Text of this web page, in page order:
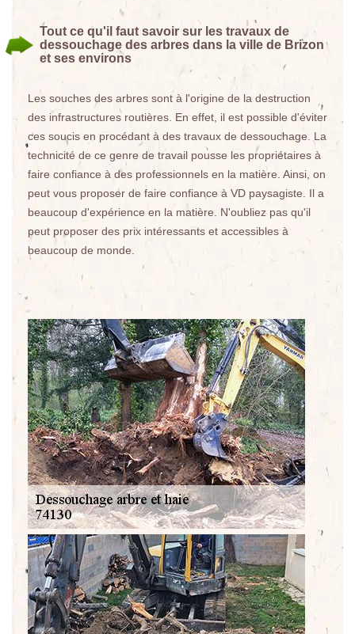
Tout ce qu'il faut savoir sur les travaux de
dessouchage des arbres dans la ville de Brizon
et ses environs
Les souches des arbres sont à l'origine de la destruction
des infrastructures routières. En effet, il est possible d'éviter
ces soucis en procédant à des travaux de dessouchage. La
technicité de ce genre de travail pousse les propriétaires à
faire confiance à des professionnels en la matière. Ainsi, on
peut vous proposer de faire confiance à VD paysagiste. Il a
beaucoup d'expérience en la matière. N'oubliez pas qu'il
peut proposer des prix intéressants et accessibles à
beaucoup de monde.